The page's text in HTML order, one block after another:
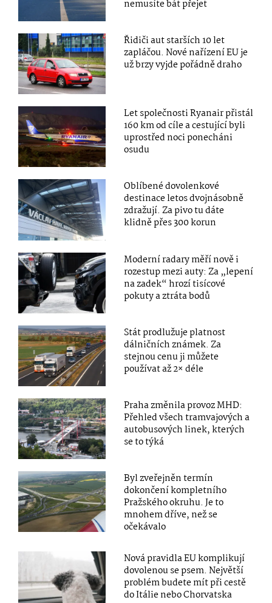
nemusíte bát přejet
Řidiči aut starších 10 let
zapláčou. Nové nařízení EU je
už brzy vyjde pořádně draho
Let společnosti Ryanair přistál
160 km od cíle a cestující byli
uprostřed noci ponecháni
osudu
Oblíbené dovolenkové
destinace letos dvojnásobně
zdražují. Za pivo tu dáte
klidně přes 300 korun
Moderní radary měří nově i
rozestup mezi auty: Za „lepení
na zadek“ hrozí tisícové
pokuty a ztráta bodů
Stát prodlužuje platnost
dálničních známek. Za
stejnou cenu ji můžete
používat až 2× déle
Praha změnila provoz MHD:
Přehled všech tramvajových a
autobusových linek, kterých
se to týká
Byl zveřejněn termín
dokončení kompletního
Pražského okruhu. Je to
mnohem dříve, než se
očekávalo
Nová pravidla EU komplikují
dovolenou se psem. Největší
problém budete mít při cestě
do Itálie nebo Chorvatska